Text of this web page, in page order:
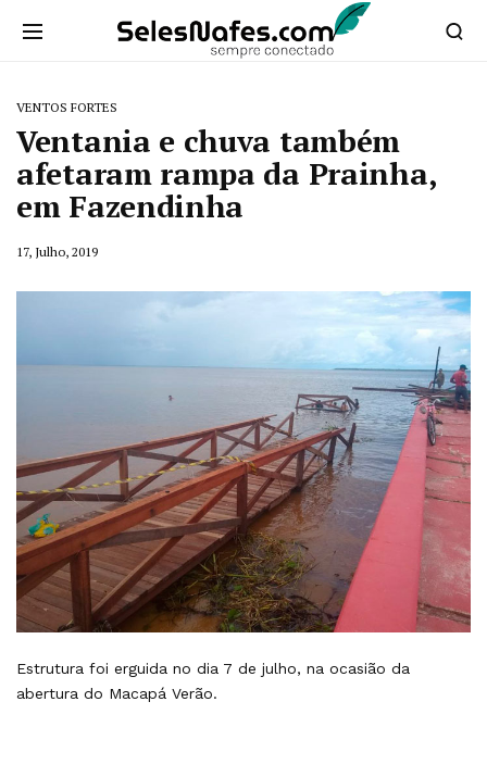
VENTOS FORTES
Ventania e chuva também
afetaram rampa da Prainha,
em Fazendinha
17, Julho, 2019
Estrutura foi erguida no dia 7 de julho, na ocasião da
abertura do Macapá Verão.